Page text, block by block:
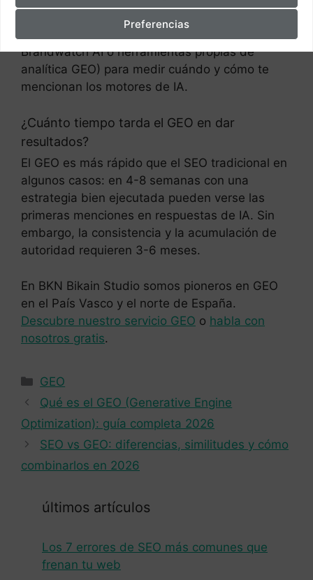
Preferencias
5. Monitorea tu presencia en IA
Brandwatch AI o herramientas propias de
analítica GEO) para medir cuándo y cómo te
mencionan los motores de IA.
¿Cuánto tiempo tarda el GEO en dar
resultados?
El GEO es más rápido que el SEO tradicional en
algunos casos: en 4-8 semanas con una
estrategia bien ejecutada pueden verse las
primeras menciones en respuestas de IA. Sin
embargo, la consistencia y la acumulación de
autoridad requieren 3-6 meses.
En BKN Bikain Studio somos pioneros en GEO
en el País Vasco y el norte de España.
Descubre nuestro servicio GEO o habla con
nosotros gratis.
Categorías
GEO
Qué es el GEO (Generative Engine
Optimization): guía completa 2026
SEO vs GEO: diferencias, similitudes y cómo
combinarlos en 2026
últimos artículos
Los 7 errores de SEO más comunes que
frenan tu web